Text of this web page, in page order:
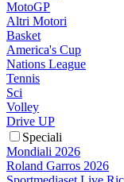
MotoGP
Altri Motori
Basket
America's Cup
Nations League
Tennis
Sci
Volley
Drive UP
Speciali
Mondiali 2026
Roland Garros 2026